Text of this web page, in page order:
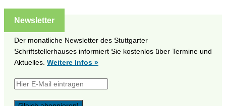
Newsletter
Der monatliche Newsletter des Stuttgarter
Schriftstellerhauses informiert Sie kostenlos über Termine und
Aktuelles. Weitere Infos »